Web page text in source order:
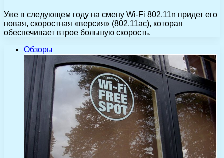
Уже в следующем году на смену Wi-Fi 802.11n придет его
новая, скоростная «версия» (802.11ac), которая
обеспечивает втрое большую скорость.
Обзоры